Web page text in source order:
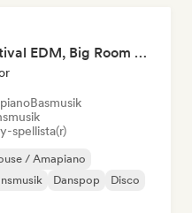
Mainstage ⚡ Festival EDM, Big Room & House Anthems
Basmusik
spellista(r)
/ Amapiano
Danspop
Disco